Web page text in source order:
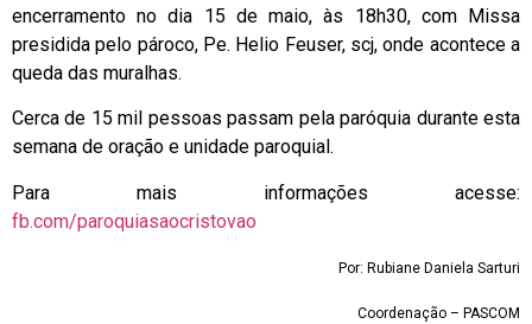
encerramento no dia 15 de maio, às 18h30, com Missa
presidida pelo pároco, Pe. Helio Feuser, scj, onde acontece a
queda das muralhas.
Cerca de 15 mil pessoas passam pela paróquia durante esta
semana de oração e unidade paroquial.
Para mais informações acesse:
fb.com/paroquiasaocristovao
Por: Rubiane Daniela Sarturi
Coordenação – PASCOM